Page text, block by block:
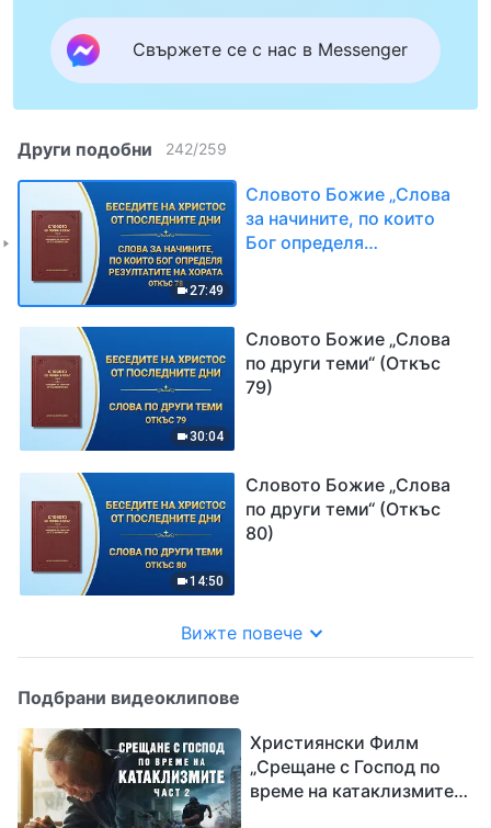
Свържете се с нас в Messenger
Други подобни 242/259
27:49
Словото Божие „Слова
за начините, по които
Бог определя
30:04
Словото Божие „Слова
по други теми“ (Откъс
79)
14:50
Словото Божие „Слова
по други теми“ (Откъс
80)
Вижте повече
Подбрани видеоклипове
Християнски Филм
„Срещане с Господ по
време на катаклизмите“